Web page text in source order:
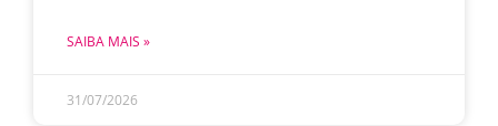
SAIBA MAIS »
31/07/2026